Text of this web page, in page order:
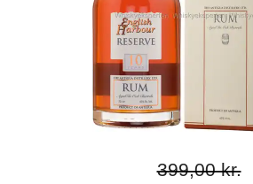
399,00 kr.